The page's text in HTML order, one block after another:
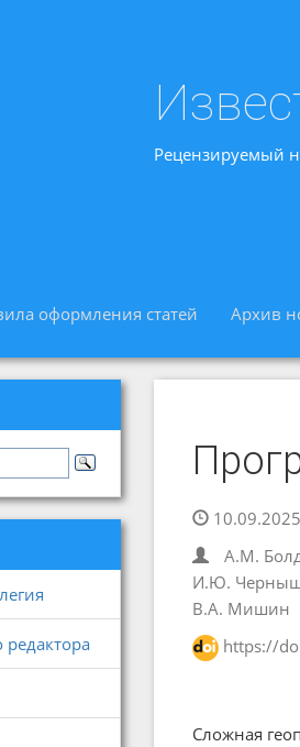
Рецензируемый
оформления статей Архив
редактора
10.09.2025
А.М.
И.Ю.
В.А. Мишин
https://
Сложная